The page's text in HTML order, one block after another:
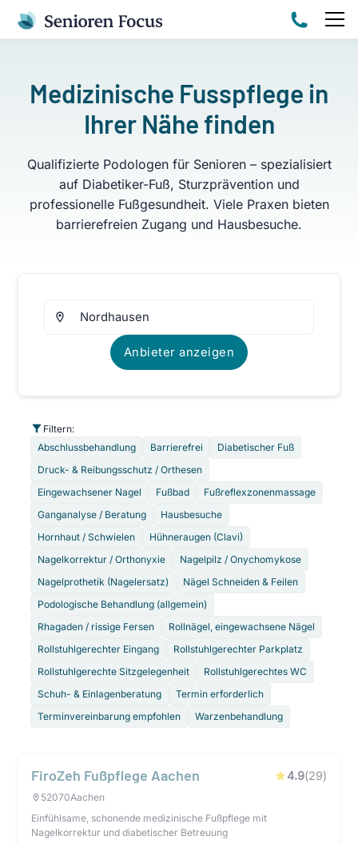
Medizinische Fusspflege in
Ihrer Nähe finden
Qualifizierte Podologen für Senioren – spezialisiert
auf Diabetiker-Fuß, Sturzprävention und
professionelle Fußgesundheit. Viele Praxen bieten
barrierefreien Zugang und Hausbesuche.
Filtern:
Abschlussbehandlung
Barrierefrei
Diabetischer Fuß
Druck- & Reibungsschutz / Orthesen
Eingewachsener Nagel
Fußbad
Fußreflexzonenmassage
Ganganalyse / Beratung
Hausbesuche
Hornhaut / Schwielen
Hühneraugen (Clavi)
Nagelkorrektur / Orthonyxie
Nagelpilz / Onychomykose
Nagelprothetik (Nagelersatz)
Nägel Schneiden & Feilen
Podologische Behandlung (allgemein)
Rhagaden / rissige Fersen
Rollnägel, eingewachsene Nägel
Rollstuhlgerechter Eingang
Rollstuhlgerechter Parkplatz
Rollstuhlgerechte Sitzgelegenheit
Rollstuhlgerechtes WC
Schuh- & Einlagenberatung
Termin erforderlich
Terminvereinbarung empfohlen
Warzenbehandlung
FiroZeh Fußpflege Aachen 4.9(29)
52070Aachen
Einfühlsame, schonende medizinische Fußpflege mit
Nagelkorrektur und diabetischer Betreuung